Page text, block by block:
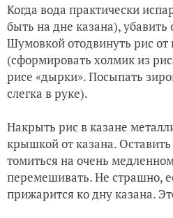
Когда вода практически
быть на дне казана),
Шумовкой отодвинуть рис от
(сформировать холмик из
рисе «дырки». Посыпать
слегка в руке).
Накрыть рис в казане
крышкой от казана.
томиться на очень
перемешивать. Не страшно,
прижарится ко дну казана.